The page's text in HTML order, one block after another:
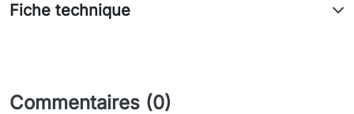
Fiche technique
Commentaires (0)